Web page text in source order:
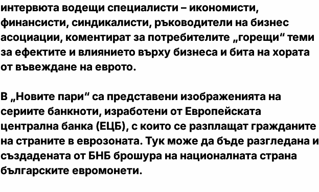
интервюта водещи специалисти – икономисти,
финансисти, синдикалисти, ръководители на бизнес
асоциации, коментират за потребителите „горещи“ теми
за ефектите и влиянието върху бизнеса и бита на хората
от въвеждане на еврото.
В „Новите пари“ са представени изображенията на
сериите банкноти, изработени от Европейската
централна банка (ЕЦБ), с които се разплащат гражданите
на страните в еврозоната. Тук може да бъде разгледана и
създадената от БНБ брошура на националната страна
българските евромонети.